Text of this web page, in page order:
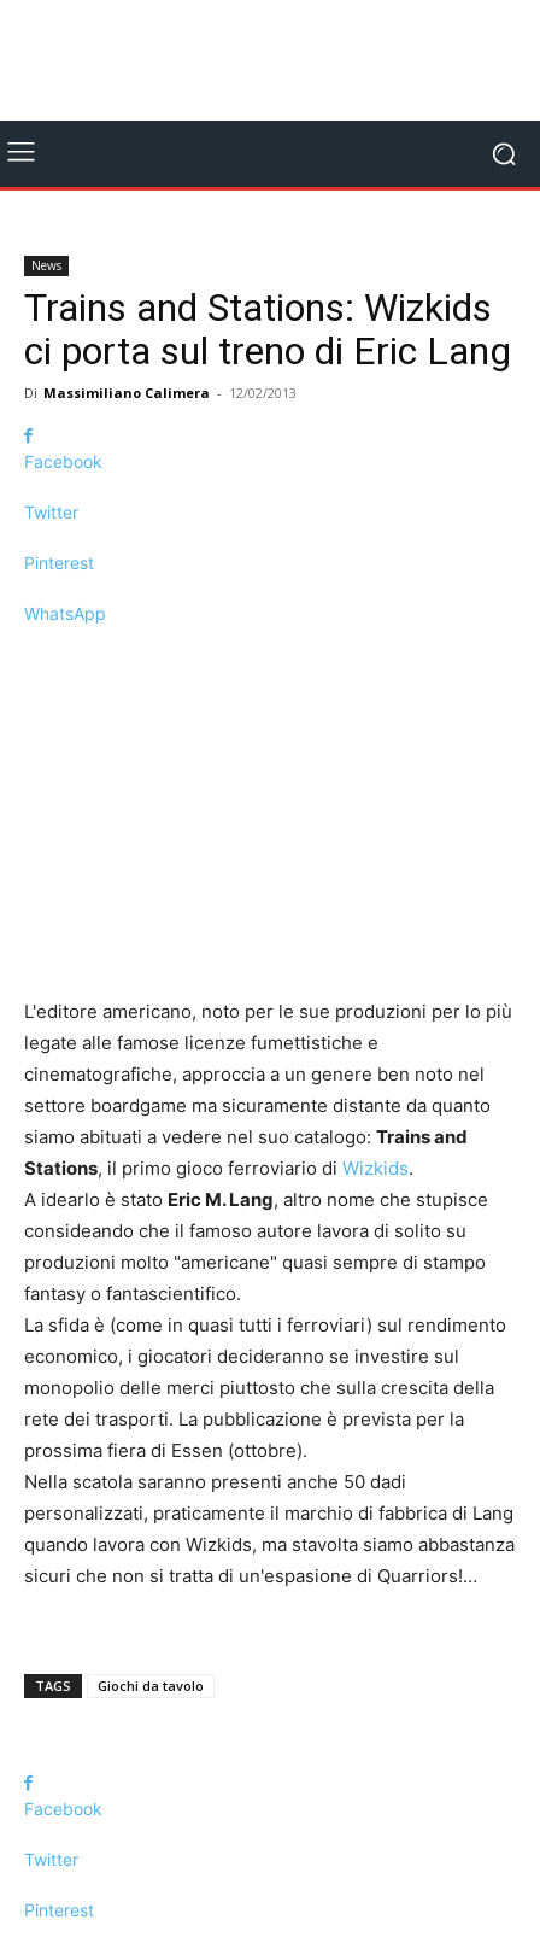
News
Trains and Stations: Wizkids
ci porta sul treno di Eric Lang
Di Massimiliano Calimera - 12/02/2013
Facebook
Twitter
Pinterest
WhatsApp
L'editore americano, noto per le sue produzioni per lo più
legate alle famose licenze fumettistiche e
cinematografiche, approccia a un genere ben noto nel
settore boardgame ma sicuramente distante da quanto
siamo abituati a vedere nel suo catalogo: Trains and
Stations, il primo gioco ferroviario di Wizkids.
A idearlo è stato Eric M. Lang, altro nome che stupisce
consideando che il famoso autore lavora di solito su
produzioni molto "americane" quasi sempre di stampo
fantasy o fantascientifico.
La sfida è (come in quasi tutti i ferroviari) sul rendimento
economico, i giocatori decideranno se investire sul
monopolio delle merci piuttosto che sulla crescita della
rete dei trasporti. La pubblicazione è prevista per la
prossima fiera di Essen (ottobre).
Nella scatola saranno presenti anche 50 dadi
personalizzati, praticamente il marchio di fabbrica di Lang
quando lavora con Wizkids, ma stavolta siamo abbastanza
sicuri che non si tratta di un'espasione di Quarriors!…
TAGS Giochi da tavolo
Facebook
Twitter
Pinterest